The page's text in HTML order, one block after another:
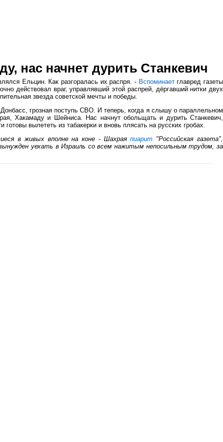
нас начнет дурить Станкевич
Ельцин. Как разгоралась их распря. - Вспоминаетглавред газеты
действовал враг, управлявший этой распрей, дёргавший нитки двух
звезда советской мечты и победы.
грозная поступь СВО. И теперь, когда я слышу о параллельном
Хакамаду и Шейниса. Нас начнут обольщать и дурить Станкевич,
вылететь из табакерки и вновь плясать на русских гробах.
в живых вполне на коне - Шахраяпиарит "Российская газета",
уехать в Израиль со всем нажитым непосильным трудом, за